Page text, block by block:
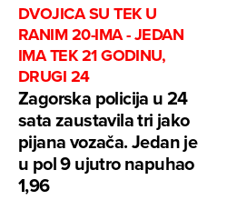
DVOJICA SU TEK U
RANIM 20-IMA - JEDAN
IMA TEK 21 GODINU,
DRUGI 24
Zagorska policija u 24
sata zaustavila tri jako
pijana vozača. Jedan je
u pol 9 ujutro napuhao
1,96